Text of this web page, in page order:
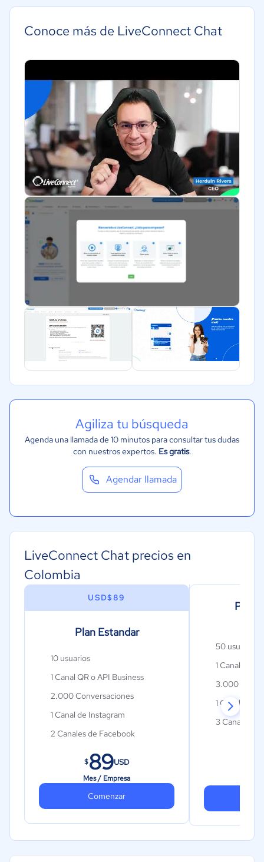
Hotelería / Viajes
Seguros
Legales
Farmacéutica
Bienes raíces
Minorista
Software / TI
Telecomunicaciones
Financiera
Salud
Manufactura
Gobierno
Transporte y logística
Marketing y Comunicación
Automotriz
Ventas y servicios
Metales y Minería
Recursos Humanos
Gastronomía
Aeroespacial y defensa
Contabilidad
Moda y textiles
Conoce más de LiveConnect Chat
Agiliza tu búsqueda
Agenda una llamada de 10 minutos para consultar tus dudas
con nuestros expertos. Es gratis.
Agendar llamada
LiveConnect Chat precios en
Colombia
USD$89
Plan Estandar
10 usuarios
1 Canal QR o API Business
2.000 Conversaciones
1 Canal de Instagram
2 Canales de Facebook
3 Widgets Web
50 Masivos diarios
Contactos Ilimitados
$89USD
Mes / Empresa
Comenzar
Plan
50 usuarios
1 Canal QR
3.000
1 Canal de
3 Canales
Conexión